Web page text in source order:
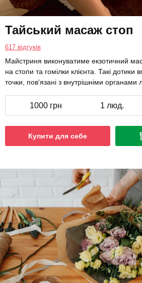
Тайський масаж стоп
617 відгуків
Майстриня виконуватиме екзотичний
на стопи та гомілки клієнта. Такі дотики
точки, пов'язані з внутрішніми органами
1000 грн 1 люд.
Купити для себе